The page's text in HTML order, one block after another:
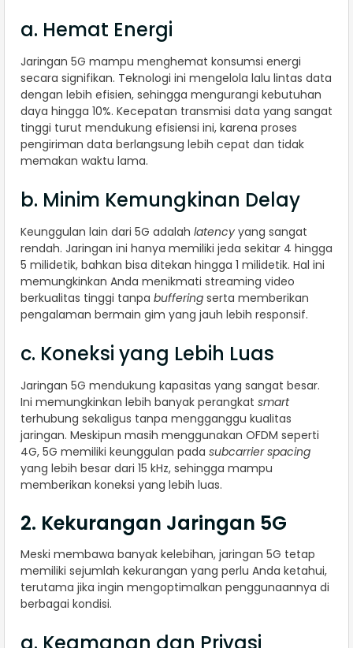
a. Hemat Energi
Jaringan 5G mampu menghemat konsumsi energi
secara signifikan. Teknologi ini mengelola lalu lintas data
dengan lebih efisien, sehingga mengurangi kebutuhan
daya hingga 10%. Kecepatan transmisi data yang sangat
tinggi turut mendukung efisiensi ini, karena proses
pengiriman data berlangsung lebih cepat dan tidak
memakan waktu lama.
b. Minim Kemungkinan Delay
Keunggulan lain dari 5G adalah latency yang sangat
rendah. Jaringan ini hanya memiliki jeda sekitar 4 hingga
5 milidetik, bahkan bisa ditekan hingga 1 milidetik. Hal ini
memungkinkan Anda menikmati streaming video
berkualitas tinggi tanpa buffering serta memberikan
pengalaman bermain gim yang jauh lebih responsif.
c. Koneksi yang Lebih Luas
Jaringan 5G mendukung kapasitas yang sangat besar.
Ini memungkinkan lebih banyak perangkat smart
terhubung sekaligus tanpa mengganggu kualitas
jaringan. Meskipun masih menggunakan OFDM seperti
4G, 5G memiliki keunggulan pada subcarrier spacing
yang lebih besar dari 15 kHz, sehingga mampu
memberikan koneksi yang lebih luas.
2. Kekurangan Jaringan 5G
Meski membawa banyak kelebihan, jaringan 5G tetap
memiliki sejumlah kekurangan yang perlu Anda ketahui,
terutama jika ingin mengoptimalkan penggunaannya di
berbagai kondisi.